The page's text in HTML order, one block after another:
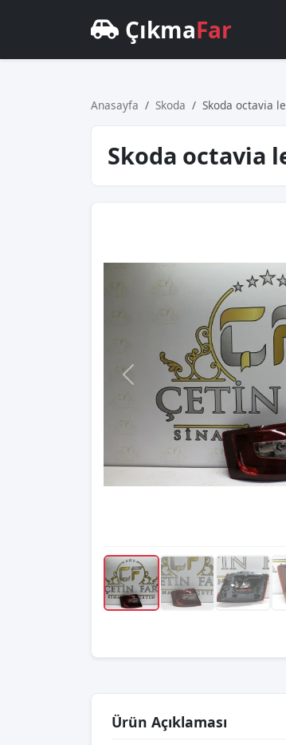
ÇıkmaFar
Anasayfa Skoda Skoda octavi̇a
Skoda octavi̇a
Ürün Açıklaması